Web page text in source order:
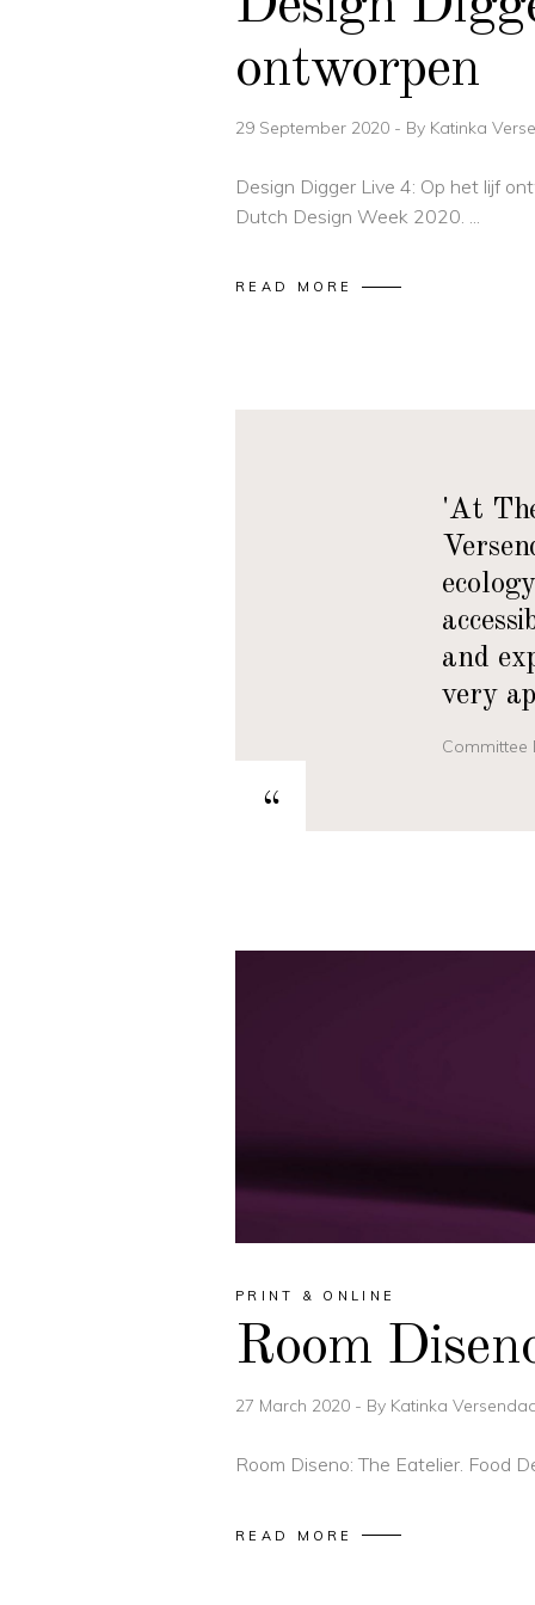
ontworpen
29 September 2020 By Katinka
Design Digger Live 4: Op het lijf
Dutch Design Week 2020.
READ MORE
“
'At
and
very
Committee
PRINT & ONLINE
Room
27 March 2020 By Katinka
Room Diseno: The Eatelier. Food
READ MORE